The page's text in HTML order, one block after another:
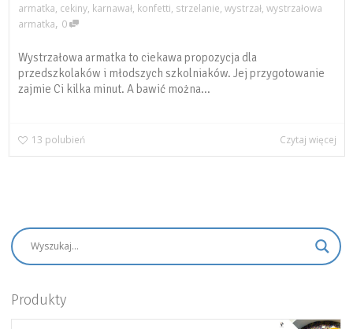
armatka cekiny karnawał konfetti strzelanie wystrzał wystrzałowa
armatka, 0
Wystrzałowa armatka to ciekawa propozycja dla
przedszkolaków i młodszych szkolniaków. Jej przygotowanie
zajmie Ci kilka minut. A bawić można...
13 polubień Czytaj więcej
Produkty